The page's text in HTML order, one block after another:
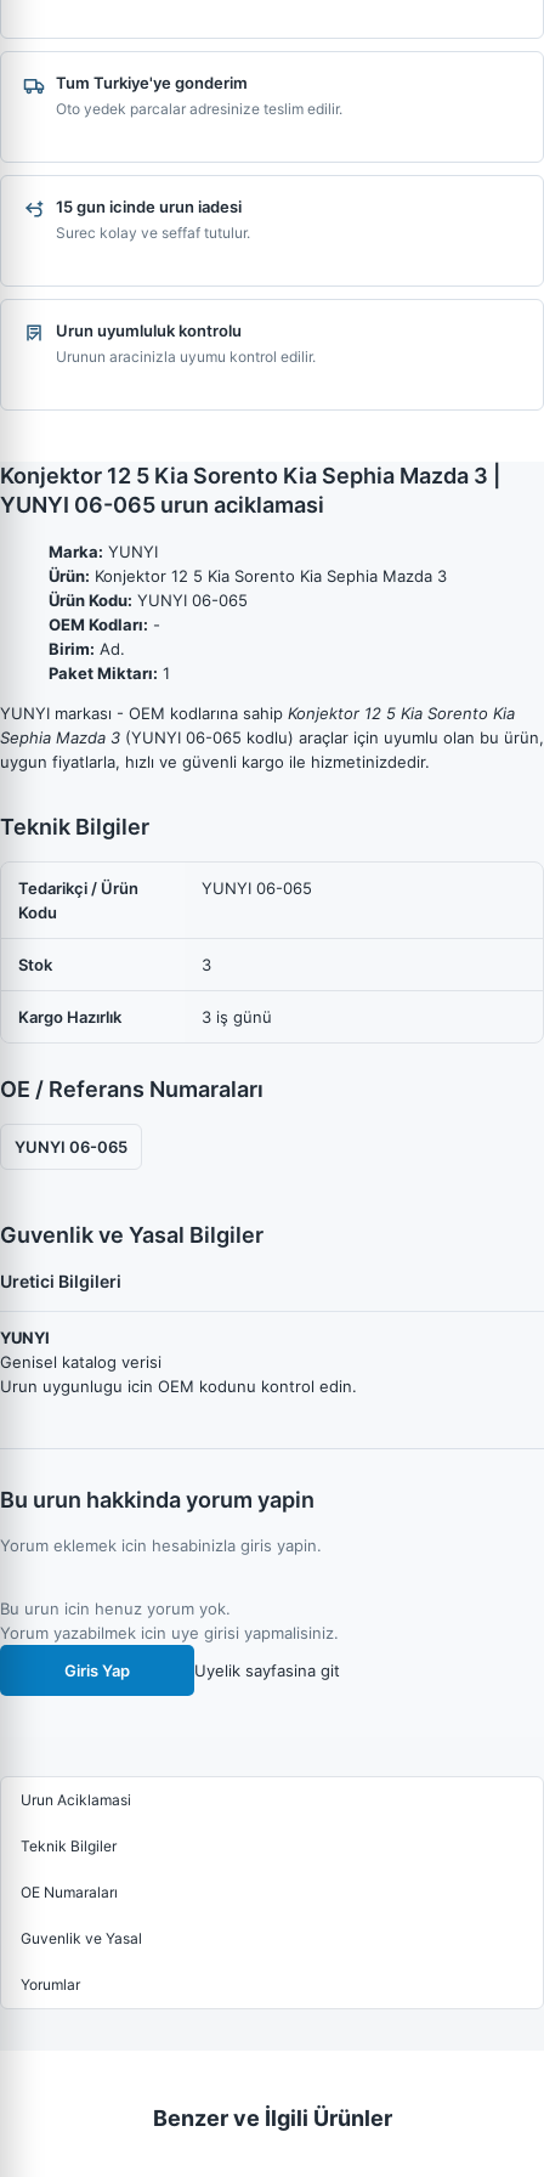
Tum Turkiye'ye gonderim
Oto yedek parcalar adresinize teslim edilir.
15 gun icinde urun iadesi
Surec kolay ve seffaf tutulur.
Urun uyumluluk kontrolu
Urunun aracinizla uyumu kontrol edilir.
Konjektor 12 5 Kia Sorento Kia Sephia Mazda 3 |
YUNYI 06-065 urun aciklamasi
Marka: YUNYI
Ürün: Konjektor 12 5 Kia Sorento Kia Sephia Mazda 3
Ürün Kodu: YUNYI 06-065
OEM Kodları: -
Birim: Ad.
Paket Miktarı: 1
YUNYI markası - OEM kodlarına sahip Konjektor 12 5 Kia Sorento Kia
Sephia Mazda 3 (YUNYI 06-065 kodlu) araçlar için uyumlu olan bu ürün,
uygun fiyatlarla, hızlı ve güvenli kargo ile hizmetinizdedir.
Teknik Bilgiler
Tedarikçi / Ürün
Kodu
YUNYI 06-065
Stok 3
Kargo Hazırlık 3 iş günü
OE / Referans Numaraları
YUNYI 06-065
Guvenlik ve Yasal Bilgiler
Uretici Bilgileri
YUNYI
Genisel katalog verisi
Urun uygunlugu icin OEM kodunu kontrol edin.
Bu urun hakkinda yorum yapin
Yorum eklemek icin hesabinizla giris yapin.
Bu urun icin henuz yorum yok.
Yorum yazabilmek icin uye girisi yapmalisiniz.
Giris Yap
Uyelik sayfasina git
Urun Aciklamasi
Teknik Bilgiler
OE Numaraları
Guvenlik ve Yasal
Yorumlar
Benzer ve İlgili Ürünler